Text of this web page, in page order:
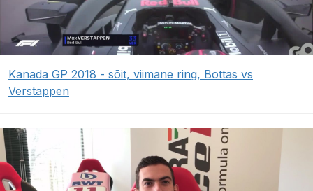
Kanada GP 2018 - sõit, viimane ring, Bottas vs
Verstappen